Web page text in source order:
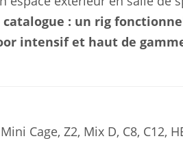
catalogue : un rig
intensif et haut de
Cage, Z2, Mix D, C8, C12,